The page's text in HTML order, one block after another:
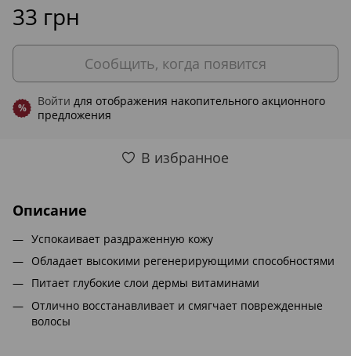
33 грн
Сообщить, когда появится
% Войти для отображения накопительного акционного
предложения
В избранное
Описание
Успокаивает раздраженную кожу
Обладает высокими регенерирующими способностями
Питает глубокие слои дермы витаминами
Отлично восстанавливает и смягчает поврежденные
волосы